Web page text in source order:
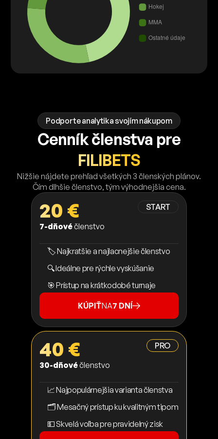
Podporte analytika svojím nákupom
Cenník členstva pre
FILIBETS
Nižšie nájdete prehľad všetkých 3 členských plánov.
Čím dlhšie členstvo, tým výhodnejšia cena.
START
20 €
7-dňovéčlenstvo
🏷️ Najkratšie a najlacnejšie členstvo
🔍 Ideálne pre rýchle vyskúšanie
🎯 Prístup na krátkodobé turnaje
KÚPIŤNA7 DNÍ
PRO
40 €
30-dňovéčlenstvo
📈 Najpopulárnejšia varianta členstva
🗂️ Mesačný prístup ku kvalitným tipom
💵 Skvelá voľba pre pravidelný zisk